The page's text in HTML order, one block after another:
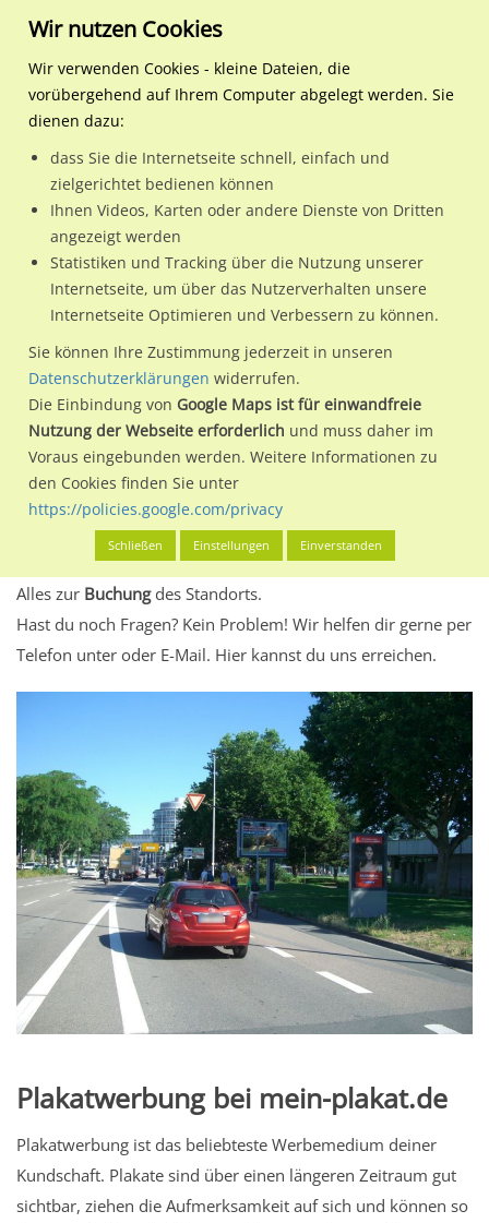
Regionale Plakatwerbung Baden-Württemberg
Heidelberg, Stadt
Lessingstr./Belfortstr. 23
Nutze günstige Werbemöglichkeiten am Standort
Lessingstr./Belfortstr. 23 geg./We.re.im Ortsteil Weststadt)
in Heidelberg, Stadt.
Wir erheben für jede unserer Werbeflächen individuelle und
aktuelleStandortinformationenundLeistungswerte. Damit
kannst du dich schon vor der Buchung im Detail über den
Standort, seine Reichweite und Werbewirkung sowie
eventuelle Beschränkungen in den zugelassenen
Werbeinhalten informieren.
Alles klar? Dann findest du direkt im unteren Teil dieser Seite
Alles zur Buchungdes Standorts.
Hast du noch Fragen? Kein Problem! Wir helfen dir gerne per
Telefon unter oder E-Mail. Hier kannst du uns erreichen.
Plakatwerbung bei mein-plakat.de
Plakatwerbung ist das beliebteste Werbemedium deiner
Kundschaft. Plakate sind über einen längeren Zeitraum gut
sichtbar, ziehen die Aufmerksamkeit auf sich und können so
Wir nutzen Cookies
Wir verwenden Cookies - kleine Dateien, die
vorübergehend auf Ihrem Computer abgelegt werden. Sie
dienen dazu:
dass Sie die Internetseite schnell, einfach und
zielgerichtet bedienen können
Ihnen Videos, Karten oder andere Dienste von Dritten
angezeigt werden
Statistiken und Tracking über die Nutzung unserer
Internetseite, um über das Nutzerverhalten unsere
Internetseite Optimieren und Verbessern zu können.
Sie können Ihre Zustimmung jederzeit in unseren
Datenschutzerklärungen widerrufen.
Die Einbindung von Google Maps ist für einwandfreie
Nutzung der Webseite erforderlich und muss daher im
Voraus eingebunden werden. Weitere Informationen zu
den Cookies finden Sie unter
https://policies.google.com/privacy
Schließen Einstellungen Einverstanden